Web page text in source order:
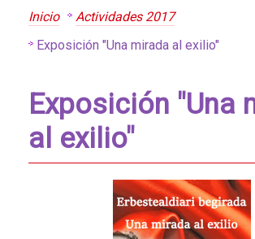
Inicio
Actividades 2017
Exposición "Una mirada al exilio"
Exposición "Una
al exilio"